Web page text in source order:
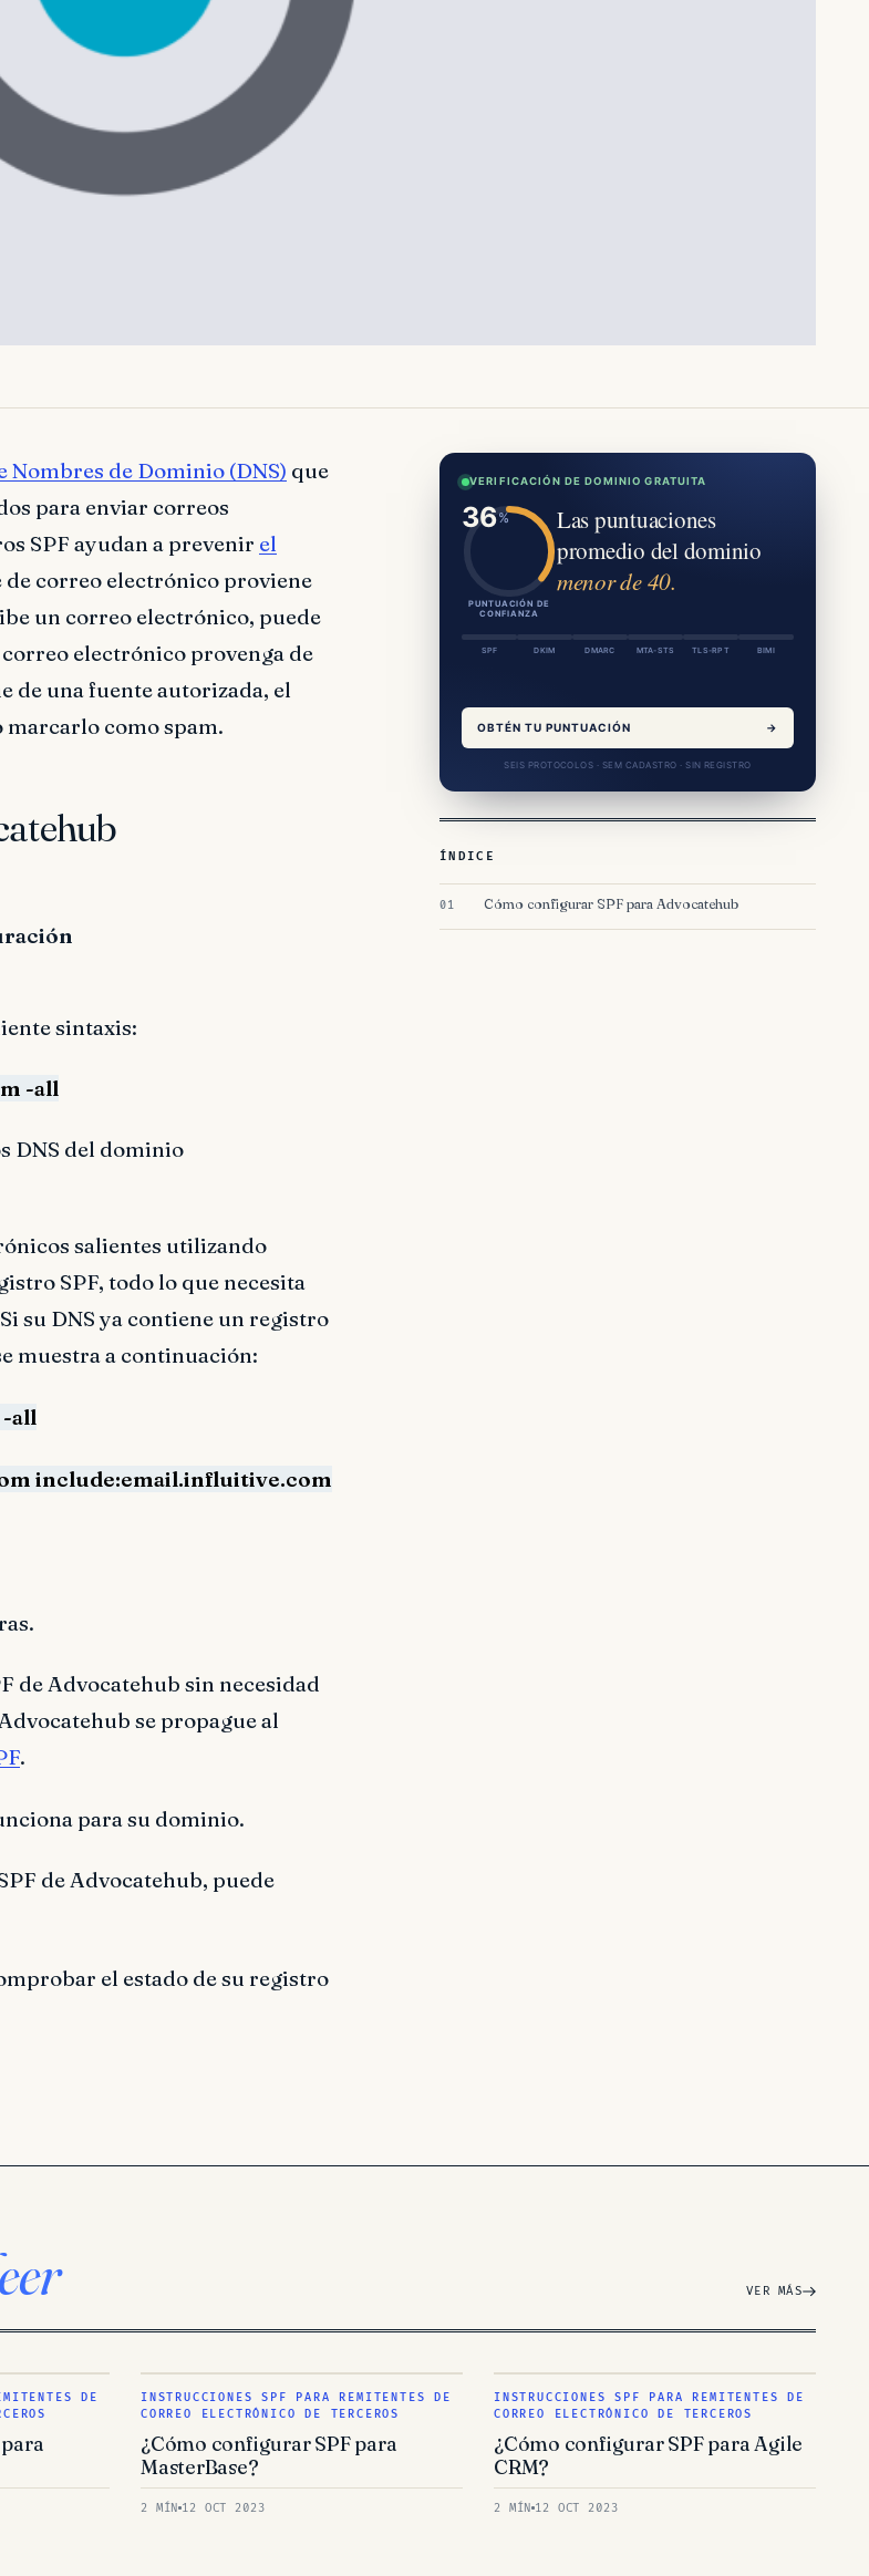
Nombres de Dominio (DNS) que
para enviar correos
SPF ayudan a prevenir el
correo electrónico proviene
un correo electrónico, puede
electrónico provenga de
de una fuente autorizada, el
como spam.
sintaxis:
-all
DNS del dominio
salientes utilizando
SPF, todo lo que necesita
su DNS ya contiene un registro
muestra a continuación:
all
include:email.influitive.com
de Advocatehub sin necesidad
se propague al
.
para su dominio.
de Advocatehub, puede
el estado de su registro
VERIFICACIÓN DE DOMINIO GRATUITA
PUNTUACIÓN DE
CONFIANZA
Las puntuaciones
promedio del dominio
menor de 40.
SPF DKIM DMARC MTA-STS TLS-RPT BIMI
OBTÉN TU PUNTUACIÓN →
SEIS PROTOCOLOS · SEM CADASTRO · SIN REGISTRO
ÍNDICE
Cómo configurar SPF para Advocatehub
VER MÁS
DE
INSTRUCCIONES SPF PARA REMITENTES DE
CORREO ELECTRÓNICO DE TERCEROS
¿Cómo configurar SPF para
MasterBase?
2 MÍN 12 OCT 2023
INSTRUCCIONES SPF PARA REMITENTES DE
CORREO ELECTRÓNICO DE TERCEROS
¿Cómo configurar SPF para Agile
CRM?
2 MÍN 12 OCT 2023